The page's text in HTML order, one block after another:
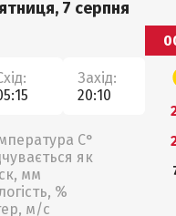
7 серпня
Захід:
20:10
С°
як
мм
%
м/с